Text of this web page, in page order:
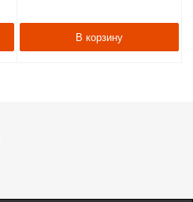
В корзину